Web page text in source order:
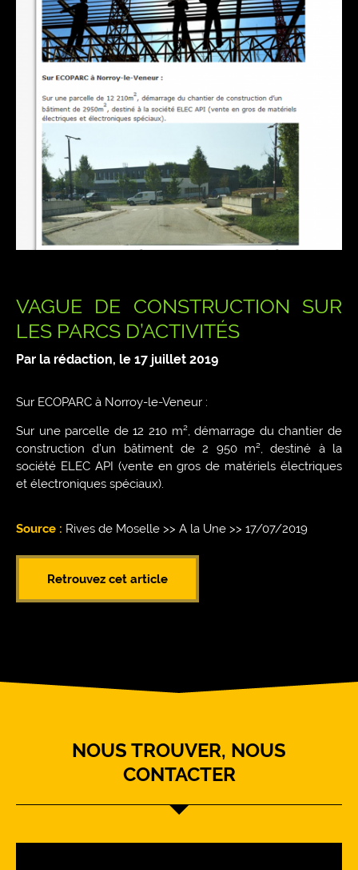
VAGUE DE CONSTRUCTION SUR
LES PARCS D’ACTIVITÉS
Par la rédaction, le 17 juillet 2019
Sur ECOPARC à Norroy-le-Veneur :
Sur une parcelle de 12 210 m², démarrage du chantier de
construction d’un bâtiment de 2 950 m², destiné à la
société ELEC API (vente en gros de matériels électriques
et électroniques spéciaux).
Source : Rives de Moselle >> A la Une >> 17/07/2019
Retrouvez cet article
NOUS TROUVER, NOUS
CONTACTER